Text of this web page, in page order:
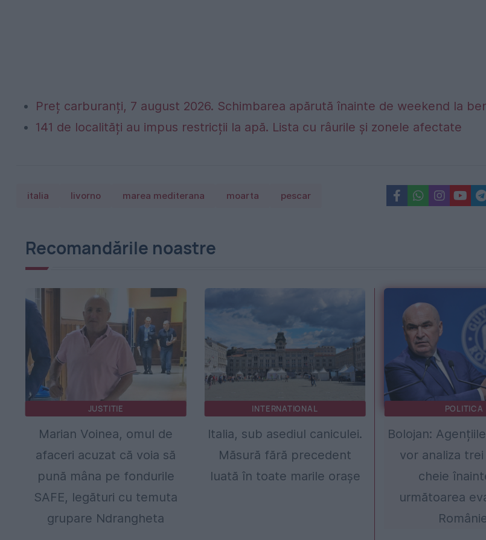
Preț carburanți, 7 august 2026. Schimbarea apărută înainte de weekend la
141 de localități au impus restricții la apă. Lista cu râurile și zonele afectate
italia livorno marea mediterana moarta pescar
Recomandările noastre
JUSTITIE
Marian Voinea, omul de
afaceri acuzat că voia să
pună mâna pe fondurile
SAFE, legături cu temuta
grupare Ndrangheta
INTERNATIONAL
Italia, sub asediul caniculei.
Măsură fără precedent
luată în toate marile orașe
POLITICA
Bolojan:
vor analiza
cheie
următoarea